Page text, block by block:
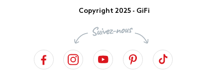
Copyright 2025 - GiFi